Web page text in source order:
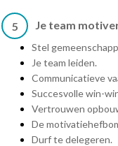
5 Je team
Stel
Je team leiden.
Communicatieve
Succesvolle win-
Vertrouwen
De
Durf te delegeren.